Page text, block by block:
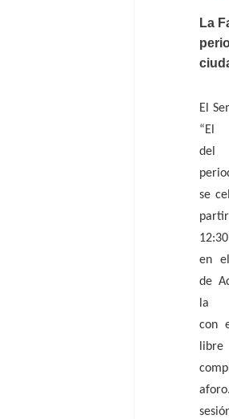
La
El
“El
del
se
en
de
la
con